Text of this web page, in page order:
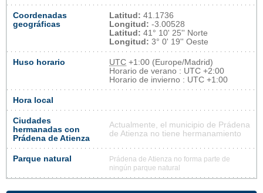
Coordenadas
geográficas
Latitud: 41.1736
Longitud: -3.00528
Latitud: 41° 10' 25'' Norte
Longitud: 3° 0' 19'' Oeste
Huso horario UTC +1:00 (Europe/Madrid)
Horario de verano : UTC +2:00
Horario de invierno : UTC +1:00
Hora local
Ciudades
hermanadas con
Prádena de Atienza
Actualmente, el municipio de Prádena
de Atienza no tiene hermanamiento
Parque natural
Prádena de Atienza no forma parte de
ningún parque natural